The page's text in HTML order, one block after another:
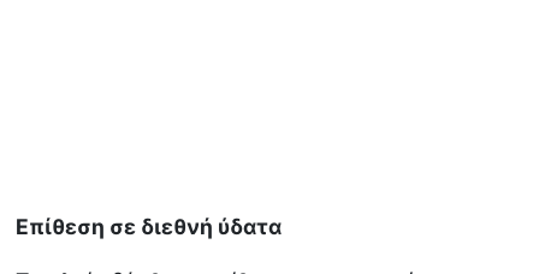
Επίθεση σε διεθνή ύδατα